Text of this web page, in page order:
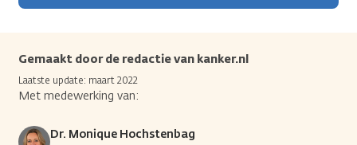
Gemaakt door de redactie van kanker.nl
Laatste update: maart 2022
Met medewerking van:
Dr. Monique Hochstenbag